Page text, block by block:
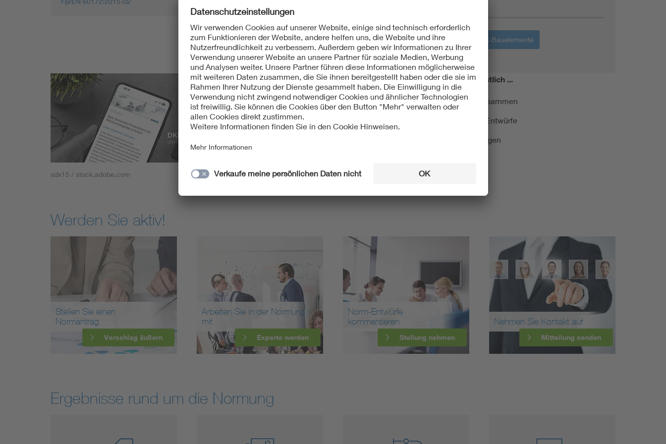
Elektronik-Bauelemente
sdx15 / stock.adobe.com
Mit unserem DKE Newsletter sind Sie immer top informiert! Monatlich ...
fassen wir die wichtigsten Entwicklungen in der Normung kurz zusammen
berichten wir über aktuelle Arbeitsergebnisse, Publikationen und Entwürfe
informieren wir Sie bereits frühzeitig über zukünftige Veranstaltungen
Ich möchte den DKE Newsletter erhalten!
Werden Sie aktiv!
Stellen Sie einen
Normantrag
Vorschlag äußern
Arbeiten Sie in der Normung
mit
Experte werden
Norm-Entwürfe
kommentieren
Stellung nehmen
Nehmen Sie Kontakt auf
Mitteilung senden
Ergebnisse rund um die Normung